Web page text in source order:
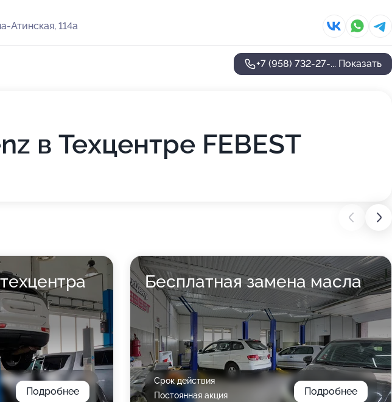
Атинская, 114а
+7 (958) 732-27-... Показать
в Техцентре FEBEST
Подробнее
Бесплатная замена масла
Срок действия
Постоянная акция
Подробнее